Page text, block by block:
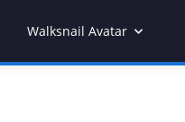
Walksnail Avatar